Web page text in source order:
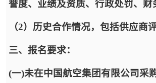
誉度、业绩及资质、行政处罚、
（2）历史合作情况，包括供应
三、报名要求：
(一)未在中国航空集团有限公司采